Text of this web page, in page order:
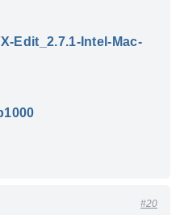
Edit_2.7.1-Intel-Mac-
#20